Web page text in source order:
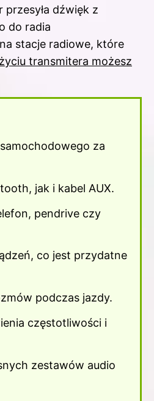
dźwięk z
do radia
stacje radiowe, które
transmitera możesz
za
jak i kabel AUX.
pendrive czy
co jest przydatne
podczas jazdy.
częstotliwości i
zestawów audio